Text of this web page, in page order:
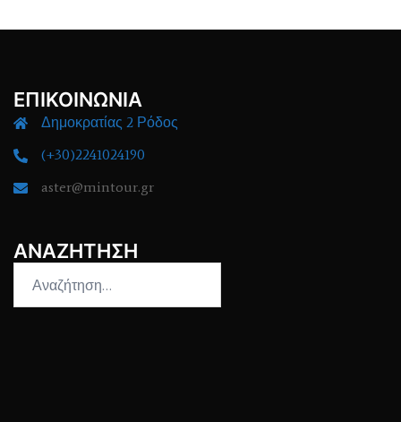
ΕΠΙΚΟΙΝΩΝΙΑ
Δημοκρατίας 2 Ρόδος
(+30)2241024190
aster@mintour.gr
ΑΝΑΖΗΤΗΣΗ
για: